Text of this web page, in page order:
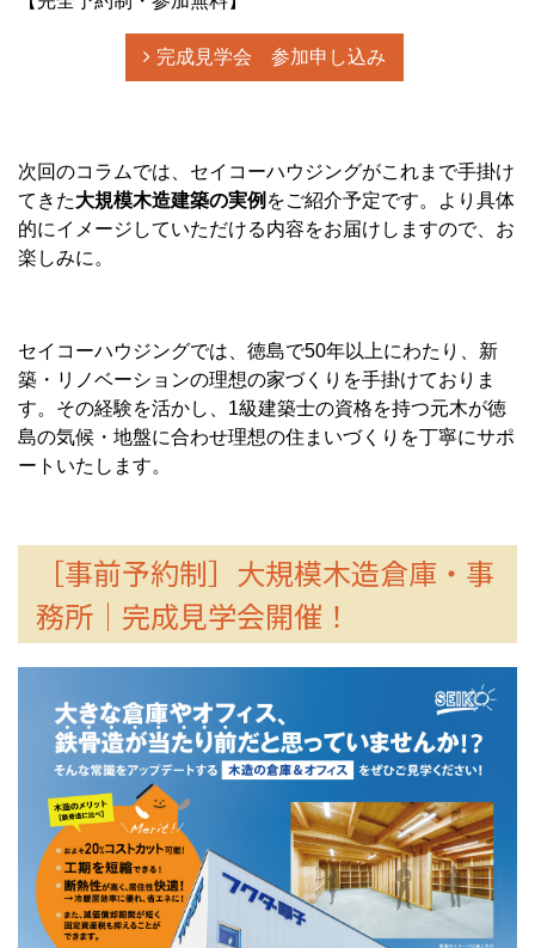
完成見学会 参加申し込み
次回のコラムでは、セイコーハウジングがこれまで手掛け
てきた大規模木造建築の実例 をご紹介予定です。より具体
的にイメージしていただける内容をお届けしますので、お
楽しみに。
セイコーハウジングでは、徳島で50年以上にわたり、新
築・リノベーションの理想の家づくりを手掛けておりま
す。その経験を活かし、1級建築士の資格を持つ元木が徳
島の気候・地盤に合わせ理想の住まいづくりを丁寧にサポ
ートいたします。
［事前予約制］大規模木造倉庫・事
務所｜完成見学会開催！